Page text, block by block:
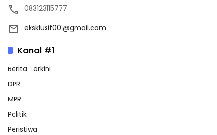
083123115777
eksklusif001@gmail.com
Kanal #1
Berita Terkini
DPR
MPR
Politik
Peristiwa